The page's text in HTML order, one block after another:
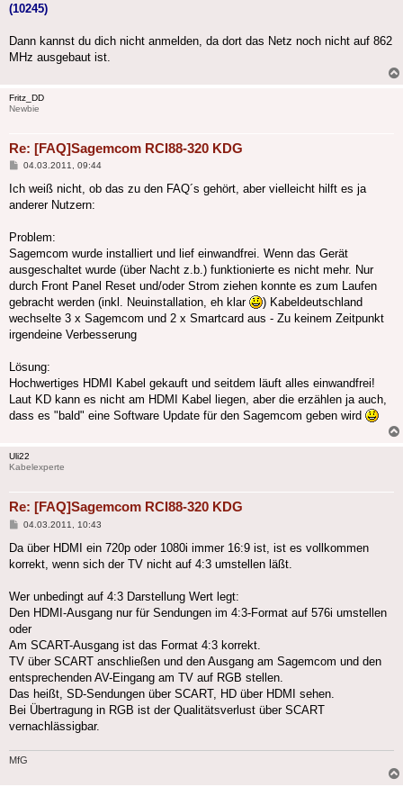
(10245)
Dann kannst du dich nicht anmelden, da dort das Netz noch nicht auf 862
MHz ausgebaut ist.
Fritz_DD
Newbie
Re: [FAQ]Sagemcom RCI88-320 KDG
Beitrag
04.03.2011, 09:44
Ich weiß nicht, ob das zu den FAQ´s gehört, aber vielleicht hilft es ja
anderer Nutzern:
Problem:
Sagemcom wurde installiert und lief einwandfrei. Wenn das Gerät
ausgeschaltet wurde (über Nacht z.b.) funktionierte es nicht mehr. Nur
durch Front Panel Reset und/oder Strom ziehen konnte es zum Laufen
gebracht werden (inkl. Neuinstallation, eh klar
) Kabeldeutschland
wechselte 3 x Sagemcom und 2 x Smartcard aus - Zu keinem Zeitpunkt
irgendeine Verbesserung
Lösung:
Hochwertiges HDMI Kabel gekauft und seitdem läuft alles einwandfrei!
Laut KD kann es nicht am HDMI Kabel liegen, aber die erzählen ja auch,
dass es "bald" eine Software Update für den Sagemcom geben wird
Uli22
Kabelexperte
Re: [FAQ]Sagemcom RCI88-320 KDG
Beitrag
04.03.2011, 10:43
Da über HDMI ein 720p oder 1080i immer 16:9 ist, ist es vollkommen
korrekt, wenn sich der TV nicht auf 4:3 umstellen läßt.
Wer unbedingt auf 4:3 Darstellung Wert legt:
Den HDMI-Ausgang nur für Sendungen im 4:3-Format auf 576i umstellen
oder
Am SCART-Ausgang ist das Format 4:3 korrekt.
TV über SCART anschließen und den Ausgang am Sagemcom und den
entsprechenden AV-Eingang am TV auf RGB stellen.
Das heißt, SD-Sendungen über SCART, HD über HDMI sehen.
Bei Übertragung in RGB ist der Qualitätsverlust über SCART
vernachlässigbar.
MfG